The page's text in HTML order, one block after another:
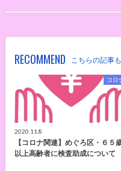
RECOMMEND こちらの記事
コロ
2020.11.8
【コロナ関連】めぐろ区・６５
以上高齢者に検査助成について